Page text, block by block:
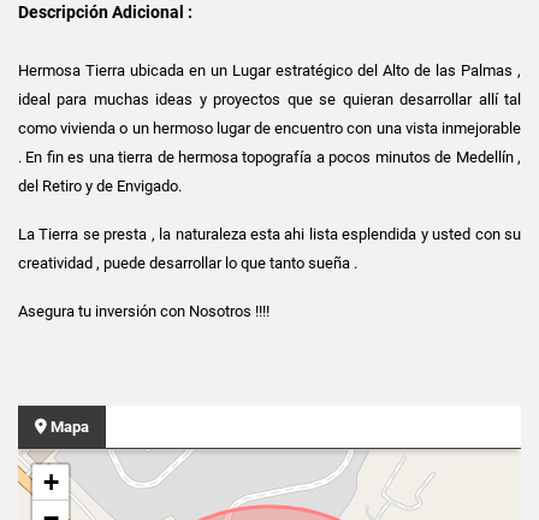
Descripción Adicional :
Hermosa Tierra ubicada en un Lugar estratégico del Alto de las Palmas ,
ideal para muchas ideas y proyectos que se quieran desarrollar allí tal
como vivienda o un hermoso lugar de encuentro con una vista inmejorable
. En fin es una tierra de hermosa topografía a pocos minutos de Medellín ,
del Retiro y de Envigado.
La Tierra se presta , la naturaleza esta ahi lista esplendida y usted con su
creatividad , puede desarrollar lo que tanto sueña .
Asegura tu inversión con Nosotros !!!!
Mapa
+